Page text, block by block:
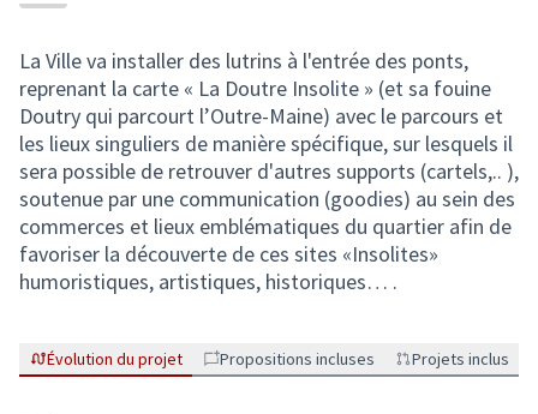
La Ville va installer des lutrins à l'entrée des ponts,
reprenant la carte « La Doutre Insolite » (et sa fouine
Doutry qui parcourt l’Outre-Maine) avec le parcours et
les lieux singuliers de manière spécifique, sur lesquels il
sera possible de retrouver d'autres supports (cartels,.. ),
soutenue par une communication (goodies) au sein des
commerces et lieux emblématiques du quartier afin de
favoriser la découverte de ces sites «Insolites»
humoristiques, artistiques, historiques… .
Évolution du projet Propositions incluses Projets inclus